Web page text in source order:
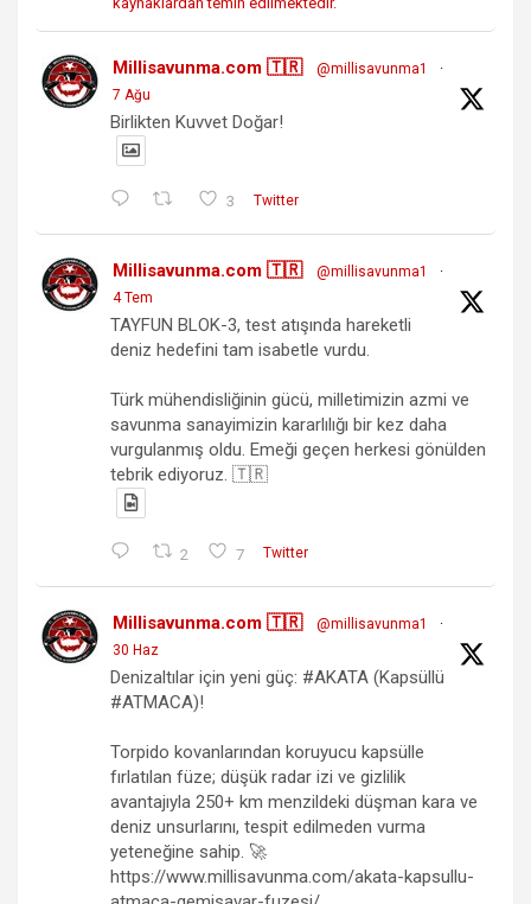
Millisavunma.com 🇹🇷 @millisavunma1
·
7 Ağu
Birlikten Kuvvet Doğar!
3 Twitter
Millisavunma.com 🇹🇷 @millisavunma1
·
4 Tem
TAYFUN BLOK-3, test atışında hareketli
deniz hedefini tam isabetle vurdu.
Türk mühendisliğinin gücü, milletimizin azmi ve
savunma sanayimizin kararlılığı bir kez daha
vurgulanmış oldu. Emeği geçen herkesi gönülden
tebrik ediyoruz. 🇹🇷
2 7 Twitter
Millisavunma.com 🇹🇷 @millisavunma1
·
30 Haz
Denizaltılar için yeni güç: #AKATA (Kapsüllü
#ATMACA)!
Torpido kovanlarından koruyucu kapsülle
fırlatılan füze; düşük radar izi ve gizlilik
avantajıyla 250+ km menzildeki düşman kara ve
deniz unsurlarını, tespit edilmeden vurma
yeteneğine sahip. 🚀
https://www.millisavunma.com/akata-kapsullu-